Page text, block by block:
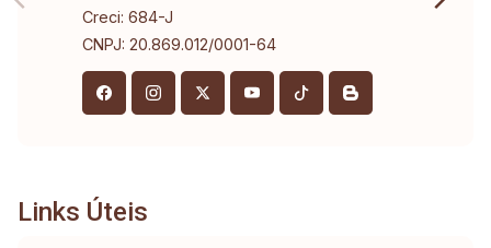
Creci: 684-J
CNPJ: 20.869.012/0001-64
Links Úteis